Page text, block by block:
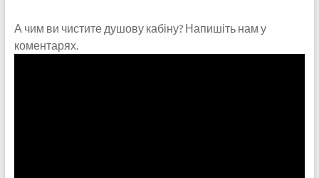
А чим ви чистите душову кабіну? Напишіть нам у
коментарях.